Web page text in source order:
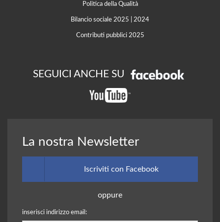
Politica della Qualità
Bilancio sociale 2025 2024
Contributi pubblici 2025
SEGUICI ANCHE SU
La nostra Newsletter
Iscriviti con Facebook
oppure
inserisci indirizzo email: